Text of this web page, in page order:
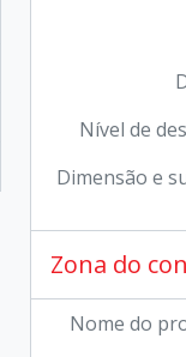
Nível de
Dimensão e
Zona do
Nome do